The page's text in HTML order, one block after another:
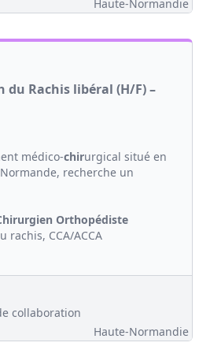
Haute-Normandie
du Rachis libéral (H/F) –
médico-chirurgical situé en
recherche un
Orthopédiste
rachis, CCA/ACCA
collaboration
Haute-Normandie